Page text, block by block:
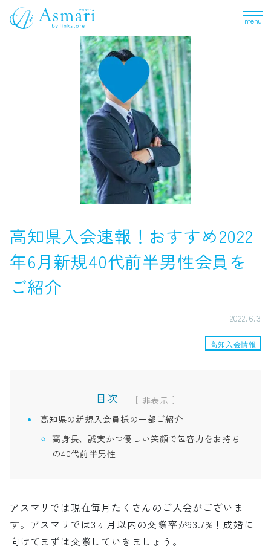
menu
高知県入会速報！おすすめ2022
年6月新規40代前半男性会員を
ご紹介
2022.6.3
高知入会情報
目次 [
]
高知県の新規入会員様の一部ご紹介
高身長、誠実かつ優しい笑顔で包容力をお持ち
の40代前半男性
アスマリでは現在毎月たくさんのご入会がございま
す。アスマリでは3ヶ月以内の交際率が93.7%！成婚に
向けてまずは交際していきましょう。